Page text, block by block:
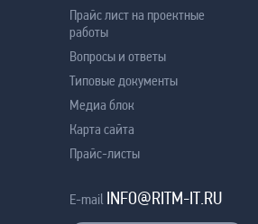
Прайс лист на проектные
работы
Вопросы и ответы
Типовые документы
Медиа блок
Карта сайта
Прайс-листы
E-mail INFO@RITM-IT.RU